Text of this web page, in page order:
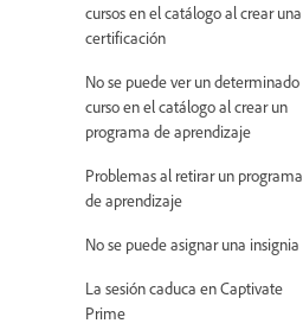
cursos en el catálogo al crear una
certificación
No se puede ver un determinado
curso en el catálogo al crear un
programa de aprendizaje
Problemas al retirar un programa
de aprendizaje
No se puede asignar una insignia
La sesión caduca en Captivate
Prime